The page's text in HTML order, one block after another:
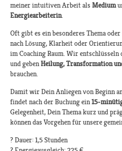
meiner intuitiven Arbeit als Medium
Energiearbeiterin.
Oft gibt es ein besonderes Thema
nach Lösung, Klarheit oder
im Coaching Raum. Wir
und gebenHeilung, Transformation
brauchen.
Damit wir Dein Anliegen von Beginn
findet nach der Buchung ein15-
Gelegenheit, Dein Thema kurz und
können das Vorgehen für unsere
?️ Dauer: 1,5 Stunden